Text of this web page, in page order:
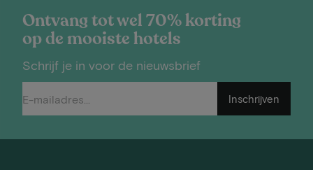
Ontvang tot wel 70% korting
op de mooiste hotels
Schrijf je in voor de nieuwsbrief
Inschrijven